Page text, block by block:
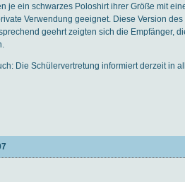
je ein schwarzes Poloshirt ihrer Größe mit
Verwendung geeignet. Diese Version
geehrt zeigten sich die Empfänger,
Die Schülervertretung informiert derzeit in